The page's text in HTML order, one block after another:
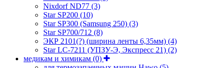
Nixdorf ND77 (3)
Star SP200 (10)
Star SP300 (Samsung 250) (3)
Star SP700/712 (8)
ЭКР 2101(?) (ширина ленты 6,35мм) (4)
Star LC-7211 (УПЗУ-Э, Экспресс 21) (2)
медикам и химикам (0)